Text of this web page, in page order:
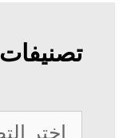
تصنيفات
تصنيفات